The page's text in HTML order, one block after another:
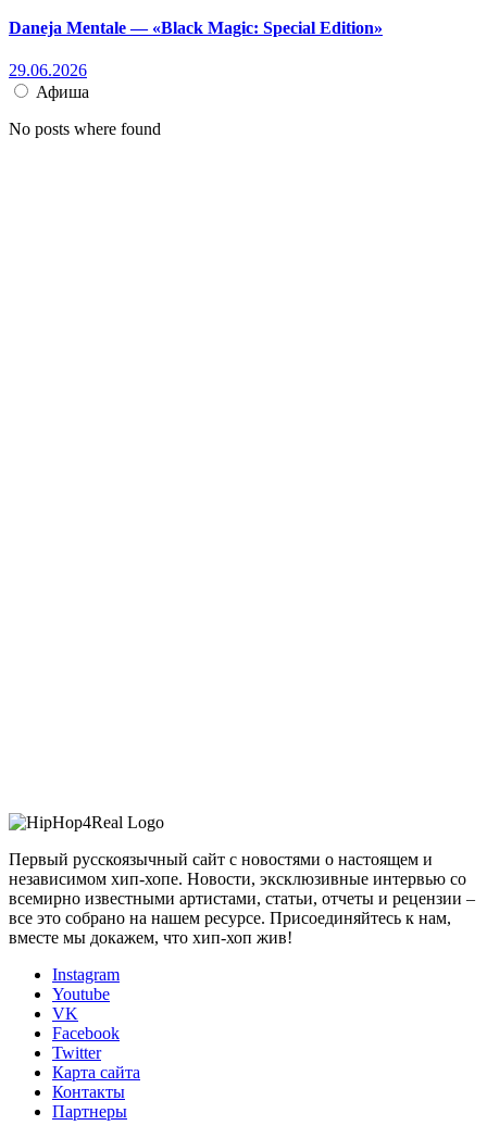
Daneja Mentale — «Black Magic: Special Edition»
29.06.2026
Афиша
No posts where found
Первый русскоязычный сайт с новостями о настоящем и
независимом хип-хопе. Новости, эксклюзивные интервью со
всемирно известными артистами, статьи, отчеты и рецензии –
все это собрано на нашем ресурсе. Присоединяйтесь к нам,
вместе мы докажем, что хип-хоп жив!
Instagram
Youtube
VK
Facebook
Twitter
Карта сайта
Контакты
Партнеры